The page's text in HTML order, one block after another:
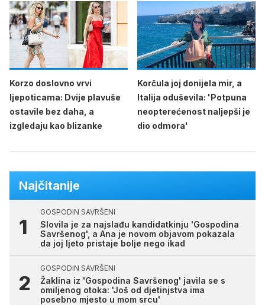
Korzo doslovno vrvi
ljepoticama: Dvije plavuše
ostavile bez daha, a
izgledaju kao blizanke
Korčula joj donijela mir, a
Italija oduševila: 'Potpuna
neopterećenost naljepši je
dio odmora'
Najčitanije
GOSPODIN SAVRŠENI
Slovila je za najslađu kandidatkinju 'Gospodina
Savršenog', a Ana je novom objavom pokazala
da joj ljeto pristaje bolje nego ikad
GOSPODIN SAVRŠENI
Žaklina iz 'Gospodina Savršenog' javila se s
omiljenog otoka: 'Još od djetinjstva ima
posebno mjesto u mom srcu'